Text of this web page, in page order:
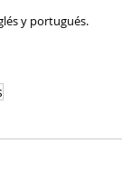
y portugués.